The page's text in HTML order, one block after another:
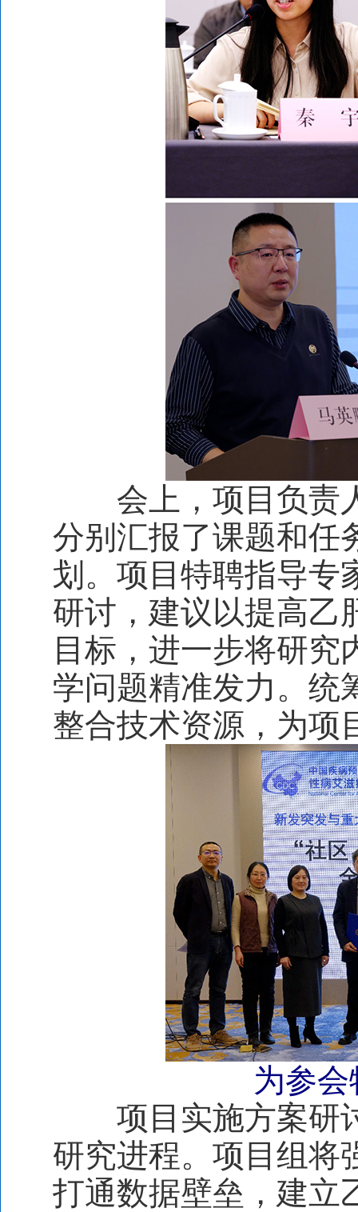
会上，项目负责人
分别汇报了课题和任
划。项目特聘指导专
研讨，建议以提高乙
目标，进一步将研究
学问题精准发力。统
整合技术资源，为项
为参
项目实施方案研讨
研究进程。项目组将
打通数据壁垒，建立